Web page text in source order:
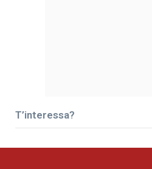
T’interessa?